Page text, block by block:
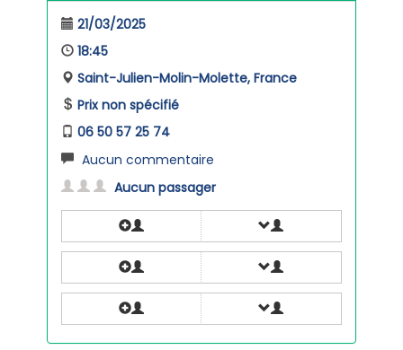
21/03/2025
18:45
Saint-Julien-Molin-Molette, France
Prix non spécifié
06 50 57 25 74
Aucun commentaire
Aucun passager